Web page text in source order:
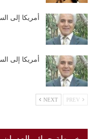
أمريكا إلى
أمريكا إلى
NEXT